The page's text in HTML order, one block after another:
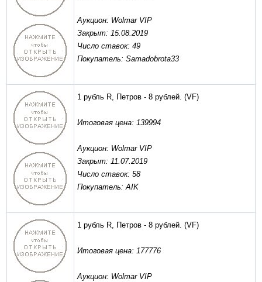
Аукцион: Wolmar VIP
Закрыт: 15.08.2019
Число ставок: 49
Покупатель: Samadobrota33
1 рубль R, Петров - 8 рублей. (VF)
Итоговая цена: 139994
Аукцион: Wolmar VIP
Закрыт: 11.07.2019
Число ставок: 58
Покупатель: AIK
1 рубль R, Петров - 8 рублей. (VF)
Итоговая цена: 177776
Аукцион: Wolmar VIP